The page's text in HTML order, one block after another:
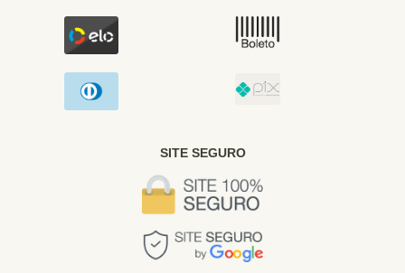
SITE SEGURO